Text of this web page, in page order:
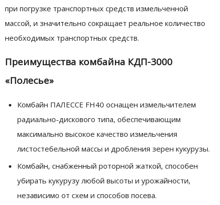
при погрузке транспортных средств измельченной
массой, и значительно сокращает реальное количество
необходимых транспортных средств.
Преимущества комбайна КДП-3000
«Полесье»
Комбайн ПАЛЕССЕ FH40 оснащен измельчителем
радиально-дискового типа, обеспечивающим
максимально высокое качество измельчения
листостебельной массы и дробления зерен кукурузы.
Комбайн, снабженный роторной жаткой, способен
убирать кукурузу любой высоты и урожайности,
независимо от схем и способов посева.